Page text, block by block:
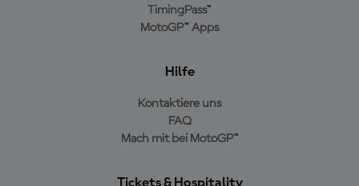
TimingPass™
MotoGP™ Apps
Hilfe
Kontaktiere uns
FAQ
Mach mit bei MotoGP™
Tickets & Hospitality